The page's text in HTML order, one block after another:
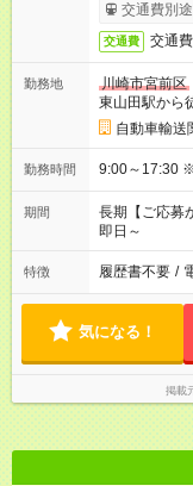
交通費別
交通費 交通
勤務地
川崎市宮前区
東山田駅から
自動車輸送
勤務時間
期間
長期【ご応募
即日～
特徴 履歴書不要 /
気になる！
掲載